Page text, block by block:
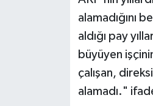
alamadığını
aldığı pay
büyüyen
çalışan,
alamadı."